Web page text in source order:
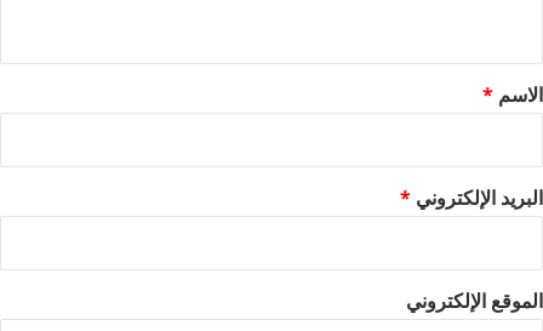
*
الاسم *
البريد الإلكتروني *
الموقع الإلكتروني